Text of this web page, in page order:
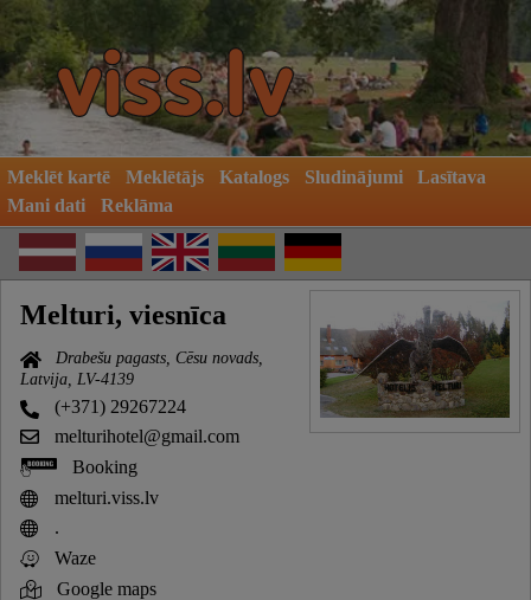
Meklēt kartē Meklētājs Katalogs Sludinājumi
Lasītava
Mani dati
Reklāma
Melturi, viesnīca
Drabešu pagasts, Cēsu novads,
Latvija, LV-4139
(+371) 29267224
melturihotel@gmail.com
Booking
melturi.viss.lv
.
Waze
Google maps